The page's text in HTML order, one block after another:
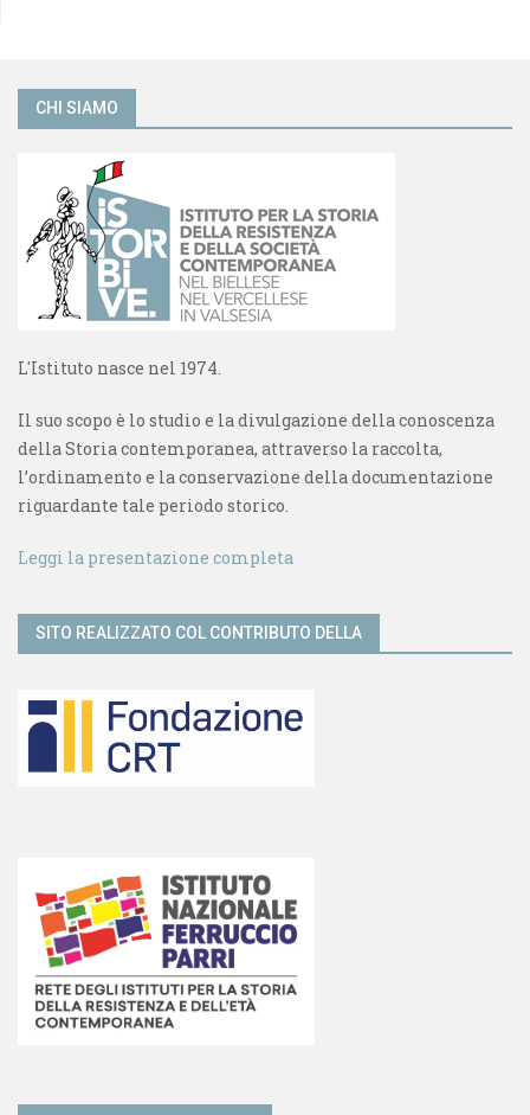
CHI SIAMO
L'Istituto nasce nel 1974.
Il suo scopo è lo studio e la divulgazione della conoscenza
della Storia contemporanea, attraverso la raccolta,
l’ordinamento e la conservazione della documentazione
riguardante tale periodo storico.
Leggi la presentazione completa
SITO REALIZZATO COL CONTRIBUTO DELLA